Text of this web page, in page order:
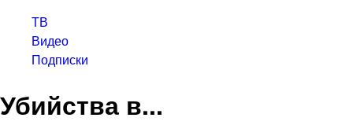
ТВ
Видео
Подписки
Убийства в...